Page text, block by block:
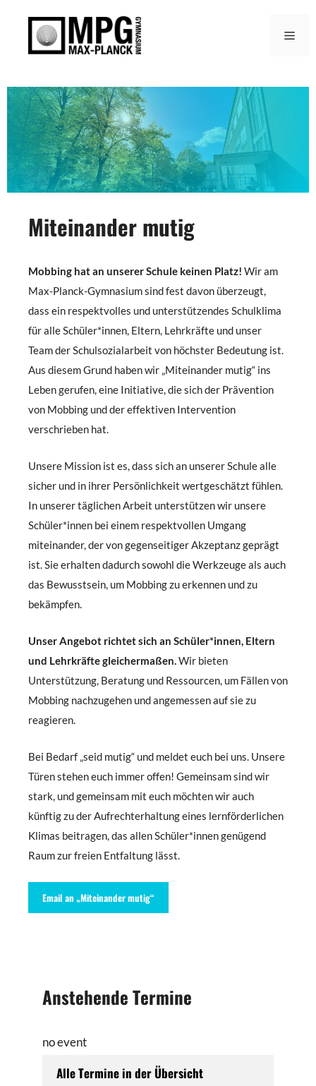
springen
Miteinander mutig
Mobbing hat an unserer Schule keinen Platz! Wir am
Max-Planck-Gymnasium sind fest davon überzeugt,
dass ein respektvolles und unterstützendes Schulklima
für alle Schüler*innen, Eltern, Lehrkräfte und unser
Team der Schulsozialarbeit von höchster Bedeutung ist.
Aus diesem Grund haben wir „Miteinander mutig“ ins
Leben gerufen, eine Initiative, die sich der Prävention
von Mobbing und der effektiven Intervention
verschrieben hat.
Unsere Mission ist es, dass sich an unserer Schule alle
sicher und in ihrer Persönlichkeit wertgeschätzt fühlen.
In unserer täglichen Arbeit unterstützen wir unsere
Schüler*innen bei einem respektvollen Umgang
miteinander, der von gegenseitiger Akzeptanz geprägt
ist. Sie erhalten dadurch sowohl die Werkzeuge als auch
das Bewusstsein, um Mobbing zu erkennen und zu
bekämpfen.
Unser Angebot richtet sich an Schüler*innen, Eltern
und Lehrkräfte gleichermaßen. Wir bieten
Unterstützung, Beratung und Ressourcen, um Fällen von
Mobbing nachzugehen und angemessen auf sie zu
reagieren.
Bei Bedarf „seid mutig“ und meldet euch bei uns. Unsere
Türen stehen euch immer offen! Gemeinsam sind wir
stark, und gemeinsam mit euch möchten wir auch
künftig zu der Aufrechterhaltung eines lernförderlichen
Klimas beitragen, das allen Schüler*innen genügend
Raum zur freien Entfaltung lässt.
Email an „Miteinander mutig“
Anstehende Termine
no event
Alle Termine in der Übersicht